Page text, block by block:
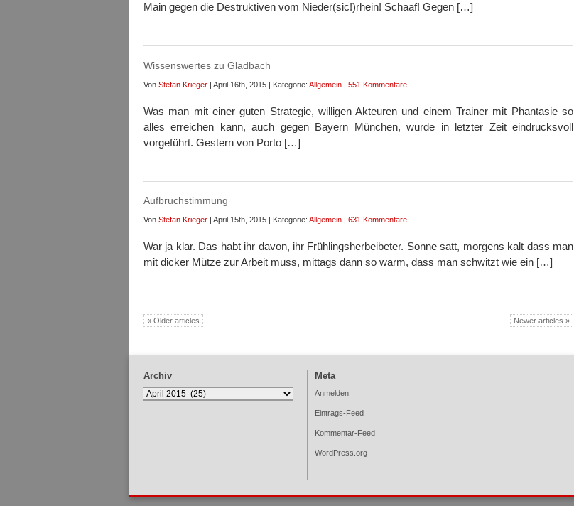
Main gegen die Destruktiven vom Nieder(sic!)rhein! Schaaf! Gegen […]
Wissenswertes zu Gladbach
Von Stefan Krieger | April 16th, 2015 | Kategorie: Allgemein | 551 Kommentare
Was man mit einer guten Strategie, willigen Akteuren und einem Trainer mit Phantasie so
alles erreichen kann, auch gegen Bayern München, wurde in letzter Zeit eindrucksvoll
vorgeführt. Gestern von Porto […]
Aufbruchstimmung
Von Stefan Krieger | April 15th, 2015 | Kategorie: Allgemein | 631 Kommentare
War ja klar. Das habt ihr davon, ihr Frühlingsherbeibeter. Sonne satt, morgens kalt dass man
mit dicker Mütze zur Arbeit muss, mittags dann so warm, dass man schwitzt wie ein […]
« Older articles Newer articles »
Archiv
Archiv
Meta
Anmelden
Eintrags-Feed
Kommentar-Feed
WordPress.org